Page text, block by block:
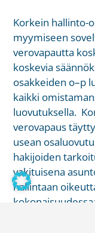
Korkein hallinto-
myymiseen
verovapautta
koskevia
osakkeiden o–p
kaikki
luovutuksella.
verovapaus
usean
hakijoiden
vakituisena
hallintaan